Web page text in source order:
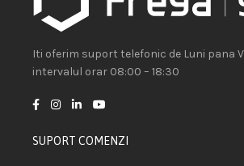
Iti oferim suport telefonic de Luni pana
intervalul orar 08:00 – 18:30
SUPORT COMENZI